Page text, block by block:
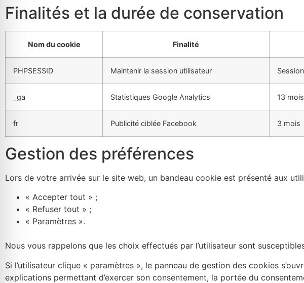
Finalités et la durée de conservation
Nom du cookie Finalité
PHPSESSID Maintenir la session utilisateur
_ga Statistiques Google Analytics 13 mois
fr Publicité ciblée Facebook 3 mois
Gestion des préférences
Lors de votre arrivée sur le site web, un bandeau cookie est présenté aux
« Accepter tout » ;
« Refuser tout » ;
« Paramètres ».
Nous vous rappelons que les choix effectués par l’utilisateur sont
Si l’utilisateur clique « paramètres », le panneau de gestion des cookies
explications permettant d’exercer son consentement, la portée du
Marketing
En partageant
vos intérêts et
lorsque vous
visitez notre
augmentez les
chances de
voir du
personnalisés.